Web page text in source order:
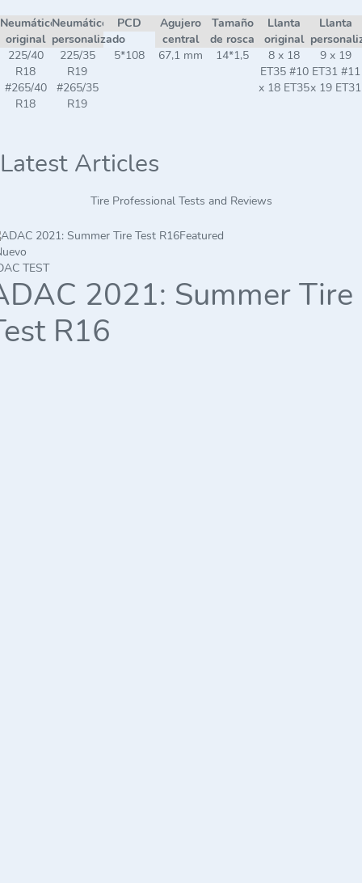
Neumático
original
Neumático
personalizado
PCD
Agujero
central
Tamaño
de rosca
Llanta
original
Llanta
225/40
R18
#265/40
R18
225/35
R19
#265/35
R19
5*108 67,1 mm 14*1,5
8 x 18
ET35 #10
x 18 ET35
9 x 19
ET31 #11
x 19 ET31
Latest Articles
Tire Professional Tests and Reviews
Featured
TEST
2021: Summer Tire
R16